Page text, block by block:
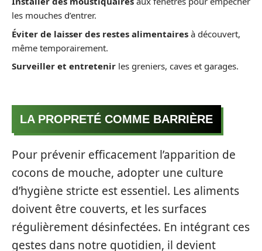
les mouches d’entrer.
Éviter de laisser des restes alimentaires à découvert,
même temporairement.
Surveiller et entretenir les greniers, caves et garages.
LA PROPRETÉ COMME BARRIÈRE
Pour prévenir efficacement l’apparition de
cocons de mouche, adopter une culture
d’hygiène stricte est essentiel. Les aliments
doivent être couverts, et les surfaces
régulièrement désinfectées. En intégrant ces
gestes dans notre quotidien, il devient